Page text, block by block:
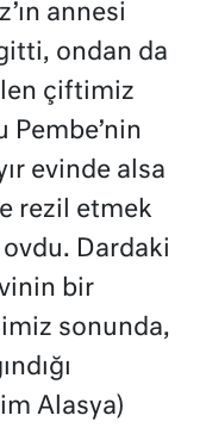
annesi
ondan da
çiftimiz
Pembe’nin
evinde alsa
rezil etmek
ovdu. Dardaki
bir
sonunda,
Alasya)